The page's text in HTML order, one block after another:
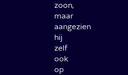
zoon,
maar
aangezien
hij
zelf
ook
op